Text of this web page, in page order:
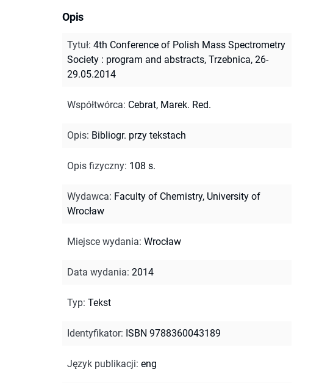
Opis
Tytuł: 4th Conference of Polish Mass Spectrometry
Society : program and abstracts, Trzebnica, 26-
29.05.2014
Współtwórca: Cebrat, Marek. Red.
Opis: Bibliogr. przy tekstach
Opis fizyczny: 108 s.
Wydawca: Faculty of Chemistry, University of
Wrocław
Miejsce wydania: Wrocław
Data wydania: 2014
Typ: Tekst
Identyfikator: ISBN 9788360043189
Język publikacji: eng